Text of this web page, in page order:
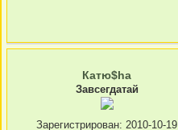
Катю$ha
Завсегдатай
Зарегистрирован: 2010-10-19